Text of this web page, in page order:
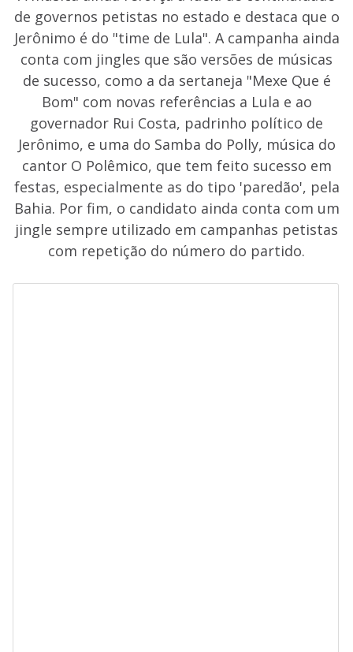
de governos petistas no estado e destaca que o
Jerônimo é do "time de Lula". A campanha ainda
conta com jingles que são versões de músicas
de sucesso, como a da sertaneja "Mexe Que é
Bom" com novas referências a Lula e ao
governador Rui Costa, padrinho político de
Jerônimo, e uma do Samba do Polly, música do
cantor O Polêmico, que tem feito sucesso em
festas, especialmente as do tipo 'paredão', pela
Bahia. Por fim, o candidato ainda conta com um
jingle sempre utilizado em campanhas petistas
com repetição do número do partido.